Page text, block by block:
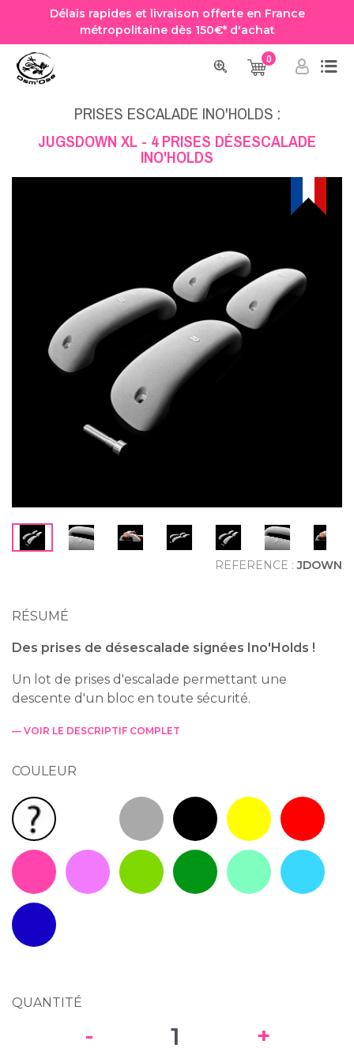
Délais rapides et livraison offerte en France
métropolitaine dès 150€* d'achat
0
Accueil Prise Escalade
JUGSDOWN XL - 4 PRISES DÉSESCALADE INO'HOLDS
PRISES ESCALADE INO'HOLDS :
JUGSDOWN XL - 4 PRISES DÉSESCALADE
INO'HOLDS
REFERENCE :JDOWN
RÉSUMÉ
Des prises de désescalade signées Ino'Holds !
Un lot de prises d'escalade permettant une
descente d'un bloc en toute sécurité.
— VOIR LE DESCRIPTIF COMPLET
COULEUR
Couleur(s) au hasard : Livraison rapide !
Blanc RAL 9010Gris RAL 7040Noir RAL 9005Jaune RAL 1023
Rouge
Rose FluoMauve RAL 4001Vert Clair RAL 6018
Vert RAL 6029Vert Mint RAL 6027
Bleu clair
Bleu RAL 5005
QUANTITÉ
- +